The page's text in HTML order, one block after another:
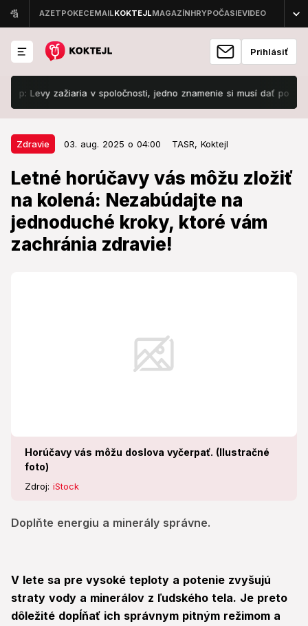
Prihlásiť
Levy zažiaria v spoločnosti, jedno znamenie si musí dať pozor na
Zdravie 03. aug. 2025 o 04:00 TASR, Koktejl
Letné horúčavy vás môžu zložiť
na kolená: Nezabúdajte na
jednoduché kroky, ktoré vám
zachránia zdravie!
Horúčavy vás môžu doslova vyčerpať. (Ilustračné
foto)
Zdroj: iStock
Doplňte energiu a minerály správne.
Zdravie 03. aug. 2025 o 04:00
Letné horúčavy vás môžu zložiť
na kolená: Nezabúdajte na
jednoduché kroky, ktoré vám
zachránia zdravie!
V lete sa pre vysoké teploty a potenie zvyšujú
straty vody a minerálov z ľudského tela. Je preto
dôležité dopĺňať ich správnym pitným režimom a